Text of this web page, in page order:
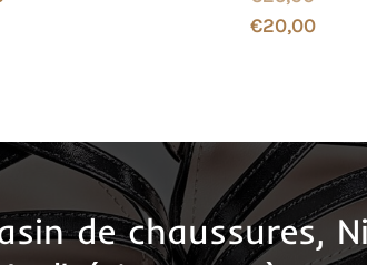
€20,00
de chaussures,